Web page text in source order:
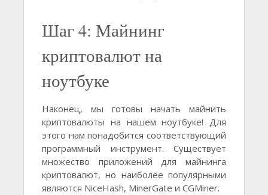
Шаг 4: Майнинг
криптовалют на
ноутбуке
Наконец, мы готовы начать майнить
криптовалюты на нашем ноутбуке! Для
этого нам понадобится соответствующий
программный инструмент. Существует
множество приложений для майнинга
криптовалют, но наиболее популярными
являются NiceHash, MinerGate и CGMiner.